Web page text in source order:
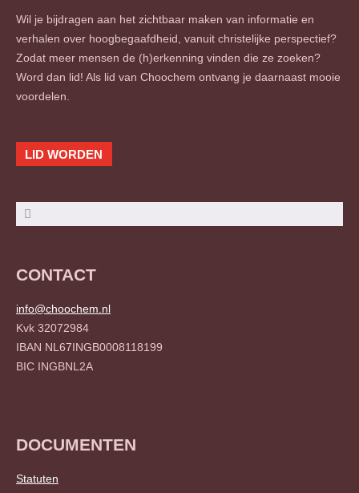
Wil je bijdragen aan het zichtbaar maken van informatie en
verhalen over hoogbegaafdheid, vanuit christelijke perspectief?
Zodat meer mensen de (h)erkenning vinden die ze zoeken?
Word dan lid! Als lid van Choochem ontvang je daarnaast mooie
voordelen.
LID WORDEN
Zoeken
Zoeken
CONTACT
info@choochem.nl
Kvk 32072984
IBAN NL67INGB0008118199
BIC INGBNL2A
DOCUMENTEN
Statuten